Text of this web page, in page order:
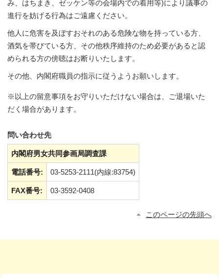
み、はちまき、ゼッケン等の会場内での着用等)により議事の
進行を妨げる行為はご遠慮ください。
他人に危害を及ぼすおそれのある危険な物を持っている方、
酒気を帯びている方、その他秩序維持のため必要があると認
められる方の傍聴はお断りいたします。
その他、内閣府職員の指示に従うようお願いします。
※以上の留意事項をお守りいただけない場合は、ご退場いた
だく場合があります。
問い合わせ先
内閣府男女共同参画局調査課
電話番号: 03-5253-2111(内線:83754)
FAX番号: 03-3592-0408
このページの先頭へ